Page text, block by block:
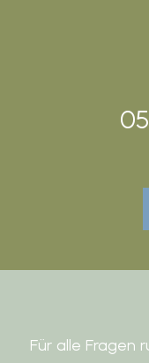
Für alle Fragen